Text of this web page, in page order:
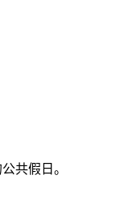
共假日。